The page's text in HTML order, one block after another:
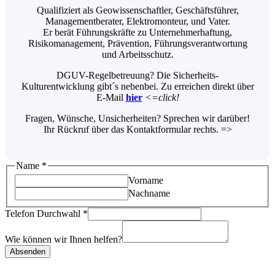
Qualifiziert als Geowissenschaftler, Geschäftsführer,
Managementberater, Elektromonteur, und Vater.
Er berät Führungskräfte zu Unternehmerhaftung,
Risikomanagement, Prävention, Führungsverantwortung
und Arbeitsschutz.
DGUV-Regelbetreuung? Die Sicherheits-
Kulturentwicklung gibt´s nebenbei. Zu erreichen direkt über
E-Mail hier <=click!
Fragen, Wünsche, Unsicherheiten? Sprechen wir darüber!
Ihr Rückruf über das Kontaktformular rechts. =>
Name
Wie
Ihnen
Name *
Vorname
Nachname
Telefon Durchwahl *
Wie können wir Ihnen helfen?
Absenden